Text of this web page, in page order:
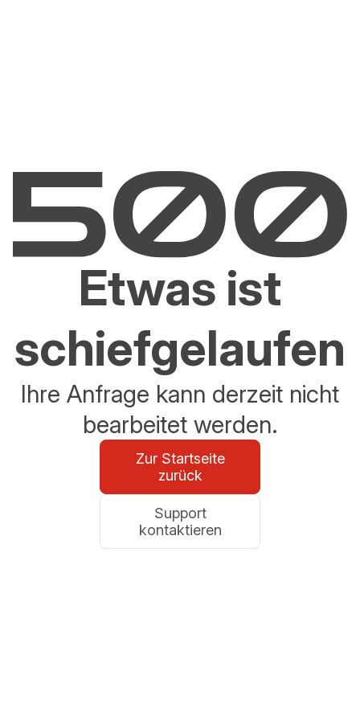
Etwas ist
schiefgelaufen
Ihre Anfrage kann derzeit nicht
bearbeitet werden.
Zur Startseite
zurück
Support
kontaktieren